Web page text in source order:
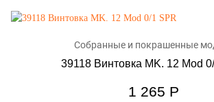
Собранные и покрашенные
39118 Винтовка MK. 12 Mod
1 265 Р